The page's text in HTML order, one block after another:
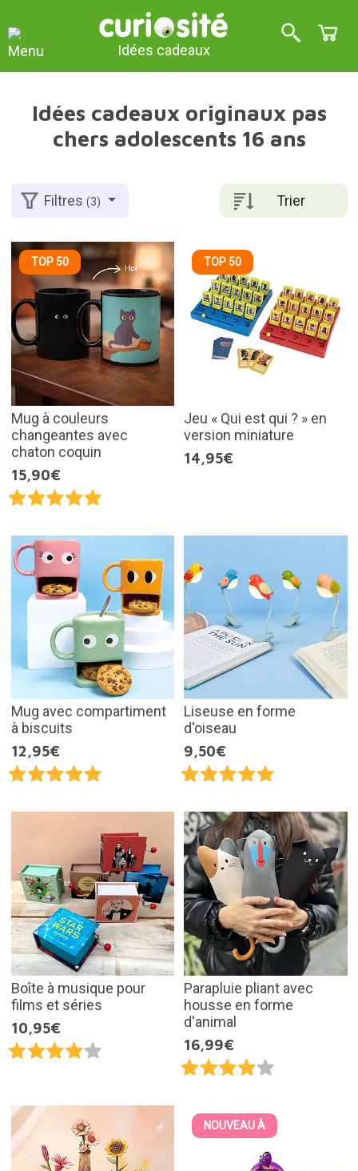
Idées cadeaux
Idées cadeaux originaux pas
chers adolescents 16 ans
Trier
Filtres(3)
TOP 50
Mug à couleurs
changeantes avec
chaton coquin
15,90€
TOP 50
Jeu « Qui est qui ? » en
version miniature
14,95€
Mug avec compartiment
à biscuits
12,95€
Liseuse en forme
d'oiseau
9,50€
Boîte à musique pour
films et séries
10,95€
Parapluie pliant avec
housse en forme
d'animal
16,99€
NOUVEAU À